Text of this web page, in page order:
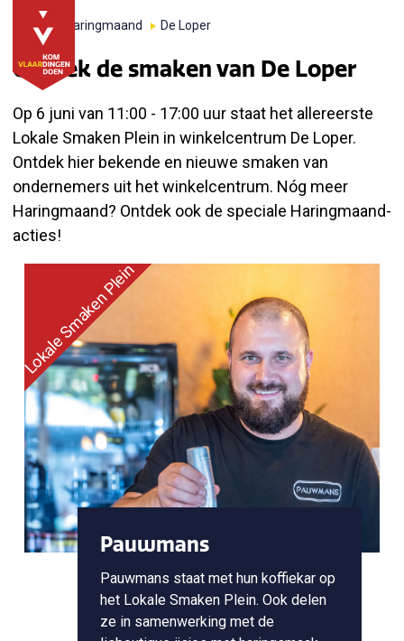
Home Haringmaand De Loper
Ontdek de smaken van De Loper
Op 6 juni van 11:00 - 17:00 uur staat het allereerste
Lokale Smaken Plein in winkelcentrum De Loper.
Ontdek hier bekende en nieuwe smaken van
ondernemers uit het winkelcentrum. Nóg meer
Haringmaand? Ontdek ook de speciale Haringmaand-
acties!
Lokale Smaken Plein
Pauwmans
Pauwmans staat met hun koffiekar op
het Lokale Smaken Plein. Ook delen
ze in samenwerking met de